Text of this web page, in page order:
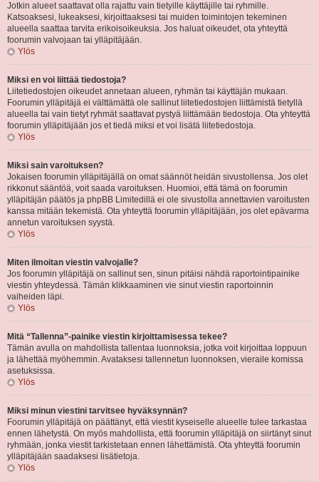
Jotkin alueet saattavat olla rajattu vain tietyille käyttäjille tai ryhmille.
Katsoaksesi, lukeaksesi, kirjoittaaksesi tai muiden toimintojen tekeminen
alueella saattaa tarvita erikoisoikeuksia. Jos haluat oikeudet, ota yhteyttä
foorumin valvojaan tai ylläpitäjään.
Ylös
Miksi en voi liittää tiedostoja?
Liitetiedostojen oikeudet annetaan alueen, ryhmän tai käyttäjän mukaan.
Foorumin ylläpitäjä ei välttämättä ole sallinut liitetiedostojen liittämistä tietyllä
alueella tai vain tietyt ryhmät saattavat pystyä liittämään tiedostoja. Ota yhteyttä
foorumin ylläpitäjään jos et tiedä miksi et voi lisätä liitetiedostoja.
Ylös
Miksi sain varoituksen?
Jokaisen foorumin ylläpitäjällä on omat säännöt heidän sivustollensa. Jos olet
rikkonut sääntöä, voit saada varoituksen. Huomioi, että tämä on foorumin
ylläpitäjän päätös ja phpBB Limitedillä ei ole sivustolla annettavien varoitusten
kanssa mitään tekemistä. Ota yhteyttä foorumin ylläpitäjään, jos olet epävarma
annetun varoituksen syystä.
Ylös
Miten ilmoitan viestin valvojalle?
Jos foorumin ylläpitäjä on sallinut sen, sinun pitäisi nähdä raportointipainike
viestin yhteydessä. Tämän klikkaaminen vie sinut viestin raportoinnin
vaiheiden läpi.
Ylös
Mitä “Tallenna”-painike viestin kirjoittamisessa tekee?
Tämän avulla on mahdollista tallentaa luonnoksia, jotka voit kirjoittaa loppuun
ja lähettää myöhemmin. Avataksesi tallennetun luonnoksen, vieraile komissa
asetuksissa.
Ylös
Miksi minun viestini tarvitsee hyväksynnän?
Foorumin ylläpitäjä on päättänyt, että viestit kyseiselle alueelle tulee tarkastaa
ennen lähetystä. On myös mahdollista, että foorumin ylläpitäjä on siirtänyt sinut
ryhmään, jonka viestit tarkistetaan ennen lähettämistä. Ota yhteyttä foorumin
ylläpitäjään saadaksesi lisätietoja.
Ylös